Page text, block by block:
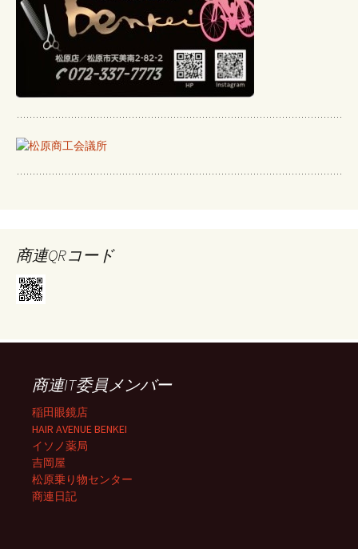
商連QRコード
商連IT委員メンバー
稲田眼鏡店
HAIR AVENUE BENKEI
イソノ薬局
吉岡屋
松原乗り物センター
商連日記